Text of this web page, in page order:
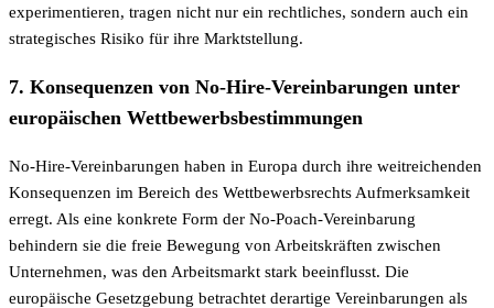
experimentieren, tragen nicht nur ein rechtliches, sondern auch ein
strategisches Risiko für ihre Marktstellung.
7. Konsequenzen von No-Hire-Vereinbarungen unter
europäischen Wettbewerbsbestimmungen
No-Hire-Vereinbarungen haben in Europa durch ihre weitreichenden
Konsequenzen im Bereich des Wettbewerbsrechts Aufmerksamkeit
erregt. Als eine konkrete Form der No-Poach-Vereinbarung
behindern sie die freie Bewegung von Arbeitskräften zwischen
Unternehmen, was den Arbeitsmarkt stark beeinflusst. Die
europäische Gesetzgebung betrachtet derartige Vereinbarungen als